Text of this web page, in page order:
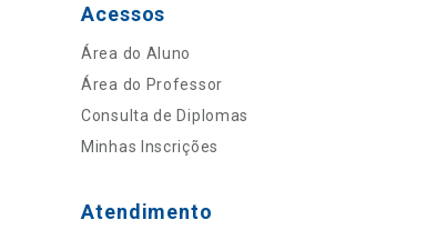
Acessos
Área do Aluno
Área do Professor
Consulta de Diplomas
Minhas Inscrições
Atendimento